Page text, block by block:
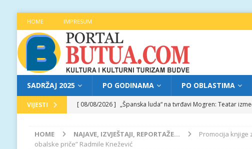
HOME IMPRESUM
SADRŽAJ 2025 PO GODINAMA PO OBLASTIMA
VIJESTI [ 08/08/2026 ] „Španska luda“ na tvrđavi Mogren: Teatar
[ 07/08/2026 ] Trg pjesnika ugostio Mihajla Pantića:
HOME NAJAVE, IZVJEŠTAJI, REPORTAŽE...
Promocija knjige
obalske priče” Radmile Knežević